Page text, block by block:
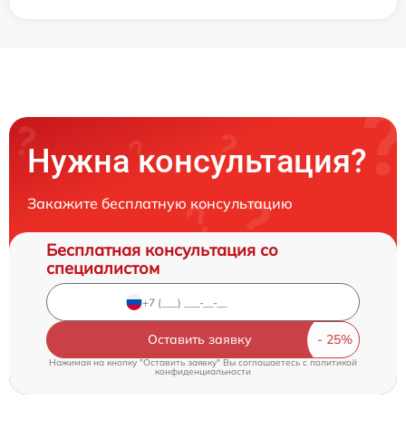
Нужна консультация?
Закажите бесплатную консультацию
Бесплатная консультация со
специалистом
Оставить заявку
Нажимая на кнопку "Оставить заявку" Вы соглашаетесь cполитикой
конфиденциальности